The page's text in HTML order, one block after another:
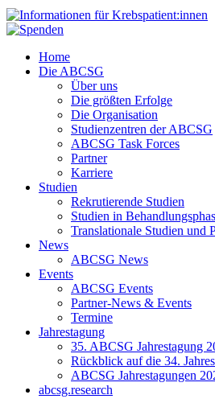
Home
Die ABCSG
Über uns
Die größten Erfolge
Die Organisation
Studienzentren der ABCSG
ABCSG Task Forces
Partner
Karriere
Studien
Rekrutierende Studien
Studien in
Translationale Studien und
News
ABCSG News
Events
ABCSG Events
Partner-News & Events
Termine
Jahrestagung
35. ABCSG Jahrestagung
Rückblick auf die 34.
ABCSG Jahrestagungen
abcsg.research